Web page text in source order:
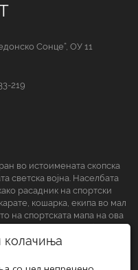
Сонце“, ОУ 11
219
во истоимената скопска
светска војна. Населбата
расадник на спортски
кошарка, екипа во мал
на спортската мапа на ова
колачиња